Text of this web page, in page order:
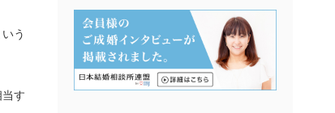
う
す